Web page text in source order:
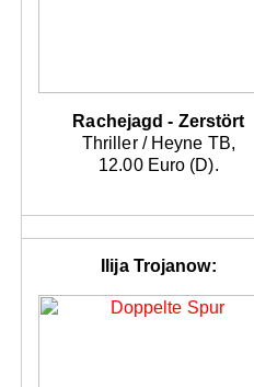
Rachejagd - Zerstört
Thriller / Heyne TB,
12.00 Euro (D).
Ilija Trojanow: